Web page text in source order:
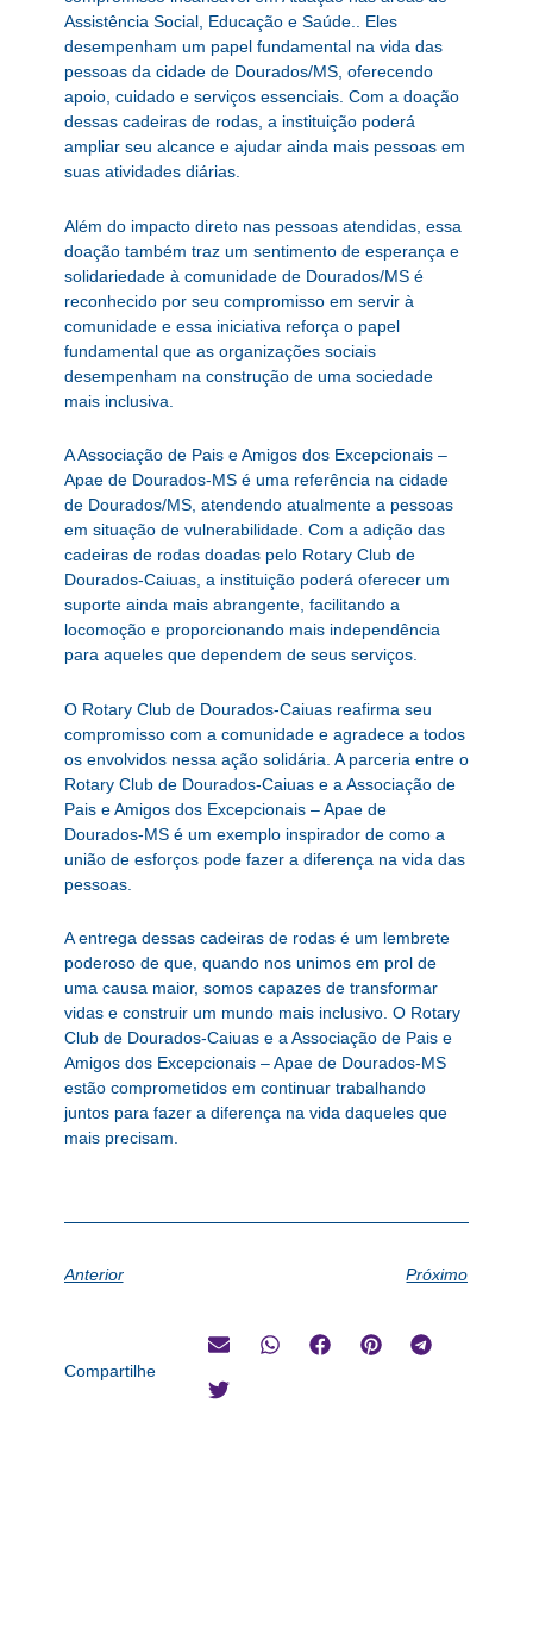
Assistência Social, Educação e Saúde.. Eles
desempenham um papel fundamental na vida das
pessoas da cidade de Dourados/MS, oferecendo
apoio, cuidado e serviços essenciais. Com a doação
dessas cadeiras de rodas, a instituição poderá
ampliar seu alcance e ajudar ainda mais pessoas em
suas atividades diárias.
Além do impacto direto nas pessoas atendidas, essa
doação também traz um sentimento de esperança e
solidariedade à comunidade de Dourados/MS é
reconhecido por seu compromisso em servir à
comunidade e essa iniciativa reforça o papel
fundamental que as organizações sociais
desempenham na construção de uma sociedade
mais inclusiva.
A Associação de Pais e Amigos dos Excepcionais –
Apae de Dourados-MS é uma referência na cidade
de Dourados/MS, atendendo atualmente a pessoas
em situação de vulnerabilidade. Com a adição das
cadeiras de rodas doadas pelo Rotary Club de
Dourados-Caiuas, a instituição poderá oferecer um
suporte ainda mais abrangente, facilitando a
locomoção e proporcionando mais independência
para aqueles que dependem de seus serviços.
O Rotary Club de Dourados-Caiuas reafirma seu
compromisso com a comunidade e agradece a todos
os envolvidos nessa ação solidária. A parceria entre o
Rotary Club de Dourados-Caiuas e a Associação de
Pais e Amigos dos Excepcionais – Apae de
Dourados-MS é um exemplo inspirador de como a
união de esforços pode fazer a diferença na vida das
pessoas.
A entrega dessas cadeiras de rodas é um lembrete
poderoso de que, quando nos unimos em prol de
uma causa maior, somos capazes de transformar
vidas e construir um mundo mais inclusivo. O Rotary
Club de Dourados-Caiuas e a Associação de Pais e
Amigos dos Excepcionais – Apae de Dourados-MS
estão comprometidos em continuar trabalhando
juntos para fazer a diferença na vida daqueles que
mais precisam.
Anterior Próximo
Compartilhe